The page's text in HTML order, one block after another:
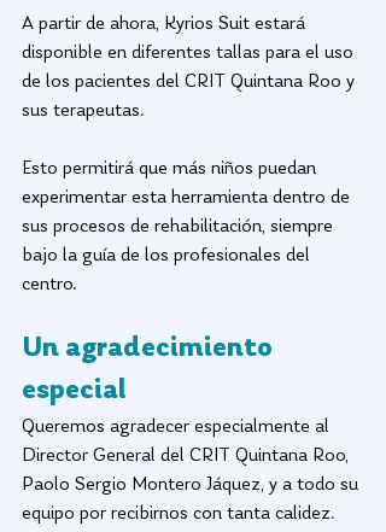
A partir de ahora, Kyrios Suit estará
disponible en diferentes tallas para el uso
de los pacientes del CRIT Quintana Roo y
sus terapeutas.
Esto permitirá que más niños puedan
experimentar esta herramienta dentro de
sus procesos de rehabilitación, siempre
bajo la guía de los profesionales del
centro.
Un agradecimiento
especial
Queremos agradecer especialmente al
Director General del CRIT Quintana Roo,
Paolo Sergio Montero Jáquez, y a todo su
equipo por recibirnos con tanta calidez.